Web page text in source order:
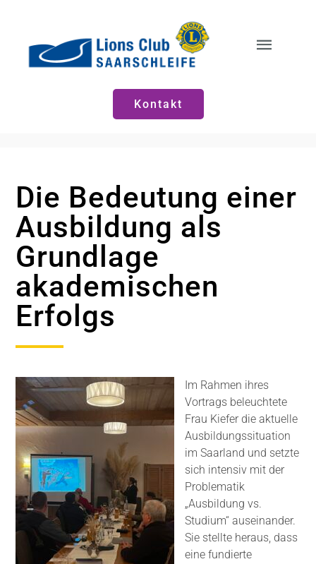
springen
Toggle
Vorstände
Kontakt
Die Bedeutung einer
Ausbildung als
Grundlage
akademischen
Erfolgs
Im Rahmen ihres
Vortrags beleuchtete
Frau Kiefer die aktuelle
Ausbildungssituation
im Saarland und setzte
sich intensiv mit der
Problematik
„Ausbildung vs.
Studium“ auseinander.
Sie stellte heraus, dass
eine fundierte